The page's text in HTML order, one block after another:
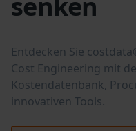
senken
Entdecken Sie
Cost Engineering mit
Kostendatenbank,
innovativen Tools.